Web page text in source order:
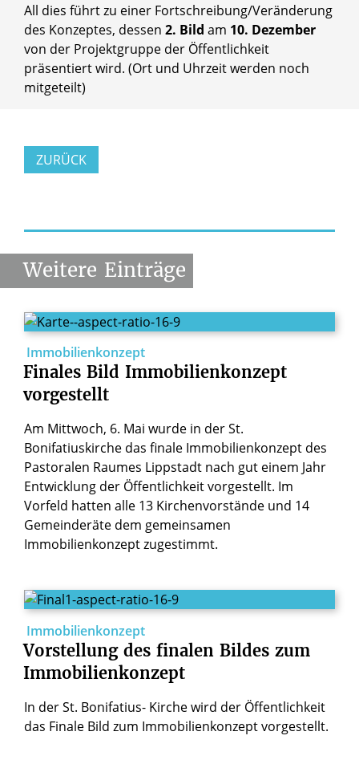
All dies führt zu einer Fortschreibung/Veränderung
des Konzeptes, dessen 2. Bild am 10. Dezember
von der Projektgruppe der Öffentlichkeit
präsentiert wird. (Ort und Uhrzeit werden noch
mitgeteilt)
ZURÜCK
Weitere Einträge
Immobilienkonzept
Finales Bild Immobilienkonzept
vorgestellt
Am Mittwoch, 6. Mai wurde in der St.
Bonifatiuskirche das finale Immobilienkonzept des
Pastoralen Raumes Lippstadt nach gut einem Jahr
Entwicklung der Öffentlichkeit vorgestellt. Im
Vorfeld hatten alle 13 Kirchenvorstände und 14
Gemeinderäte dem gemeinsamen
Immobilienkonzept zugestimmt.
Immobilienkonzept
Vorstellung des finalen Bildes zum
Immobilienkonzept
In der St. Bonifatius- Kirche wird der Öffentlichkeit
das Finale Bild zum Immobilienkonzept vorgestellt.